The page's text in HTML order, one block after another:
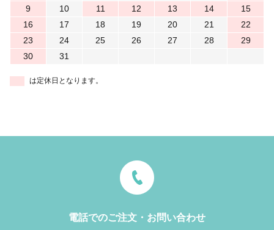
9
10 11 12 13 14
15
16
17 18 19 20 21
22
23
24 25 26 27 28
29
30
31
は定休日となります。
電話でのご注文・お問い合わせ